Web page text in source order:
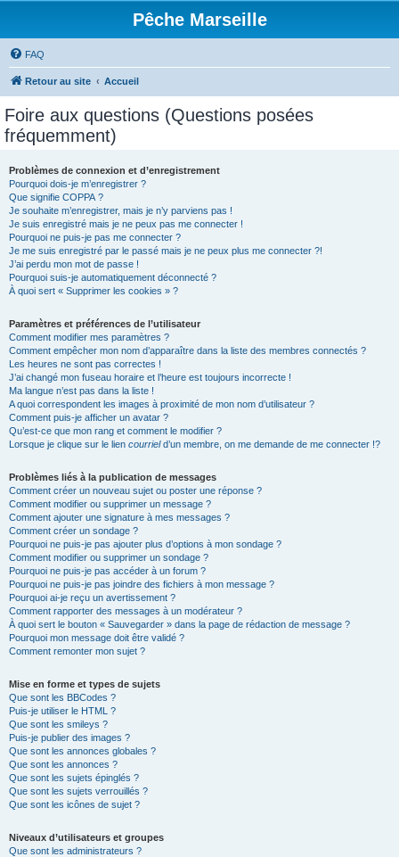
Pêche Marseille
FAQ
Retour au site Accueil
Foire aux questions (Questions posées
fréquemment)
Problèmes de connexion et d’enregistrement
Pourquoi dois-je m’enregistrer ?
Que signifie COPPA ?
Je souhaite m’enregistrer, mais je n’y parviens pas !
Je suis enregistré mais je ne peux pas me connecter !
Pourquoi ne puis-je pas me connecter ?
Je me suis enregistré par le passé mais je ne peux plus me connecter ?!
J’ai perdu mon mot de passe !
Pourquoi suis-je automatiquement déconnecté ?
À quoi sert « Supprimer les cookies » ?
Paramètres et préférences de l’utilisateur
Comment modifier mes paramètres ?
Comment empêcher mon nom d’apparaître dans la liste des membres connectés ?
Les heures ne sont pas correctes !
J’ai changé mon fuseau horaire et l’heure est toujours incorrecte !
Ma langue n’est pas dans la liste !
A quoi correspondent les images à proximité de mon nom d’utilisateur ?
Comment puis-je afficher un avatar ?
Qu’est-ce que mon rang et comment le modifier ?
Lorsque je clique sur le lien courrield’un membre, on me demande de me connecter !?
Problèmes liés à la publication de messages
Comment créer un nouveau sujet ou poster une réponse ?
Comment modifier ou supprimer un message ?
Comment ajouter une signature à mes messages ?
Comment créer un sondage ?
Pourquoi ne puis-je pas ajouter plus d’options à mon sondage ?
Comment modifier ou supprimer un sondage ?
Pourquoi ne puis-je pas accéder à un forum ?
Pourquoi ne puis-je pas joindre des fichiers à mon message ?
Pourquoi ai-je reçu un avertissement ?
Comment rapporter des messages à un modérateur ?
À quoi sert le bouton « Sauvegarder » dans la page de rédaction de message ?
Pourquoi mon message doit être validé ?
Comment remonter mon sujet ?
Mise en forme et types de sujets
Que sont les BBCodes ?
Puis-je utiliser le HTML ?
Que sont les smileys ?
Puis-je publier des images ?
Que sont les annonces globales ?
Que sont les annonces ?
Que sont les sujets épinglés ?
Que sont les sujets verrouillés ?
Que sont les icônes de sujet ?
Niveaux d’utilisateurs et groupes
Que sont les administrateurs ?